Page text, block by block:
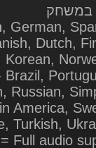
Russian,
America,
Turkish,
Full audio
יישלח לכתוב